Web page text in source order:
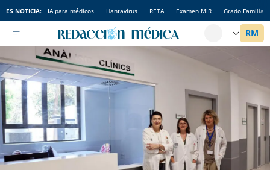
ES NOTICIA: IA para médicos Hantavirus RETA Examen MIR Grado Familia